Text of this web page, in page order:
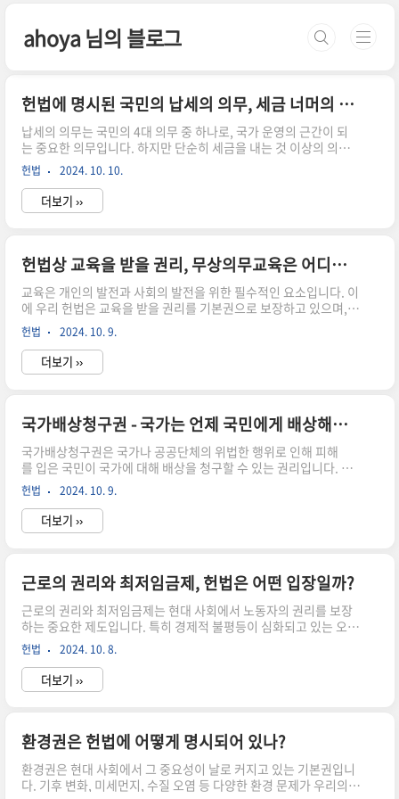
ahoya 님의 블로그
헌법에 명시된 국민의 납세의 의무, 세금 너머의 의미는?
납세의 의무는 국민의 4대 의무 중 하나로, 국가 운영의 근간이 되
는 중요한 의무입니다. 하지만 단순히 세금을 내는 것 이상의 의미
를 가지고 있습니다. 오늘은 헌법에 명시된 납세의 의무에 대해 자
세히 알아보고, 이것이 가지는 더 깊은 의미에 대해 생각해보도
록 하겠습니다. 헌법상 납세의 의무 규정 우리 헌법 제38조는 납세
의 의무에 대해 다음과 같이 규정하고 있습니다. "모든 국민은 법률
은 법률로 정한다." 납세의 의무의 의의 국가 재정의 기초 국민
의 공동체 참여 수단 사회적 연대의 표현 조세법률주의의 의미 국민
의 재산권 보호 조세 행정의 법적 근거 제공 과세권 행사의 민..
헌법 2024. 10. 10.
더보기 ››
헌법상 교육을 받을 권리, 무상의무교육은 어디까지?
교육은 개인의 발전과 사회의 발전을 위한 필수적인 요소입니다. 이
에 우리 헌법은 교육을 받을 권리를 기본권으로 보장하고 있으며,
무상의무교육 제도를 규정하고 있습니다. 그렇다면 헌법이 규정하
는 교육을 받을 권리의 구체적인 내용은 무엇이며, 무상의무교육의
범위는 어디까지일까요? 오늘은 이에 대해 자세히 알아보도록 하겠
습니다. 헌법상 교육을 받을 권리와 무상의무교육 규정우리 헌법
을 권리를 가진다. ② 모든 국민은 그 보호하는 자녀에게 적어도 초
등교육과 법률이 정하는 교육을 받게 할 의무를 진다. ③ 의무교육
은 무상으로 한다. ④ 교육의 자주성·전문성·정치적 중립성 및 대
학의 자율..
헌법 2024. 10. 9.
더보기 ››
국가배상청구권 - 국가는 언제 국민에게 배상해야 하나?
국가배상청구권은 국가나 공공단체의 위법한 행위로 인해 피해
를 입은 국민이 국가에 대해 배상을 청구할 수 있는 권리입니다. 이
는 법치주의의 핵심적인 요소로, 국가의 책임을 명확히 하고 국민
의 권리를 보호하는 중요한 제도입니다. 그렇다면 국가는 구체적으
로 어떤 경우에 국민에게 배상해야 할까요? 오늘은 국가배상청구권
에 대해 자세히 알아보도록 하겠습니다. 헌법상 국가배상청구권 규
은 법률이 정하는 바에 의하여 국가 또는 공공단체에 정당한 배상
을 청구할 수 있다. 이 경우 공무원 자신의 책임은 면제되지 아니한
다. ② 군인·군무원·경찰공무원 기타 법률이 정하는 자가 전투·훈
련 등 직무집행과..
헌법 2024. 10. 9.
더보기 ››
근로의 권리와 최저임금제, 헌법은 어떤 입장일까?
근로의 권리와 최저임금제는 현대 사회에서 노동자의 권리를 보장
하는 중요한 제도입니다. 특히 경제적 불평등이 심화되고 있는 오늘
날, 이 두 제도의 중요성은 더욱 커지고 있습니다. 그렇다면 우리나
라의 최고법인 헌법은 이 문제에 대해 어떤 입장을 취하고 있을까
요? 오늘은 헌법상 근로의 권리와 최저임금제 규정에 대해 자세
히 알아보겠습니다. 헌법상 근로의 권리와 최저임금제 규정우리 헌
경제적 방법으로 근로자의 고용의 증진과 적정임금의 보장에 노력
하여야 하며, 법률이 정하는 바에 의하여 최저임금제를 시행하여
야 한다. ② 모든 국민은 근로의 의무를 진다. 국가는 근로의 의무
의 내용과 조건..
헌법 2024. 10. 8.
더보기 ››
환경권은 헌법에 어떻게 명시되어 있나?
환경권은 현대 사회에서 그 중요성이 날로 커지고 있는 기본권입니
다. 기후 변화, 미세먼지, 수질 오염 등 다양한 환경 문제가 우리의